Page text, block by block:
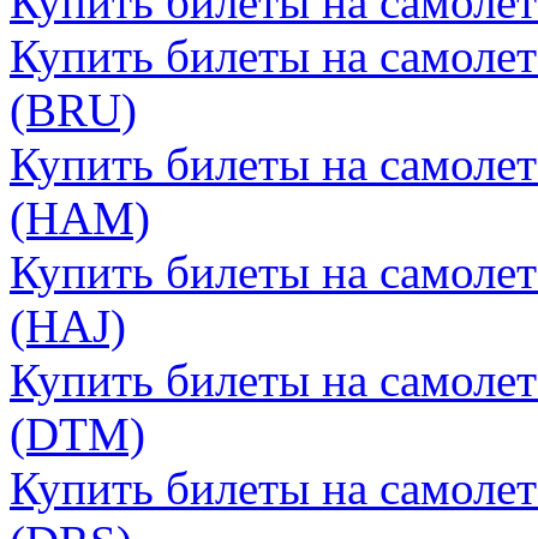
Купить билеты на
(BRU)
Купить билеты на
(HAM)
Купить билеты на
(HAJ)
Купить билеты на
(DTM)
Купить билеты на